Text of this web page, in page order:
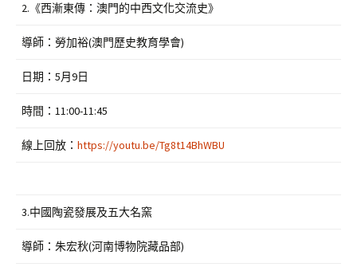
2.《西漸東傳：澳門的中西文化交流史》
導師：勞加裕(澳門歷史教育學會)
日期：5月9日
時間：11:00-11:45
線上回放： https://youtu.be/Tg8t14BhWBU
3.中國陶瓷發展及五大名窯
導師：朱宏秋(河南博物院藏品部)